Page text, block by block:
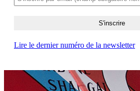
Lire le dernier numéro de la newsletter